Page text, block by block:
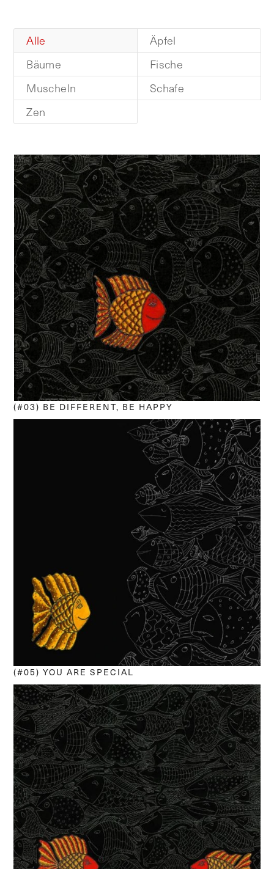
Alle
Äpfel
Bäume
Fische
Muscheln
Schafe
Zen
(#03) BE DIFFERENT, BE HAPPY
(#05) YOU ARE SPECIAL